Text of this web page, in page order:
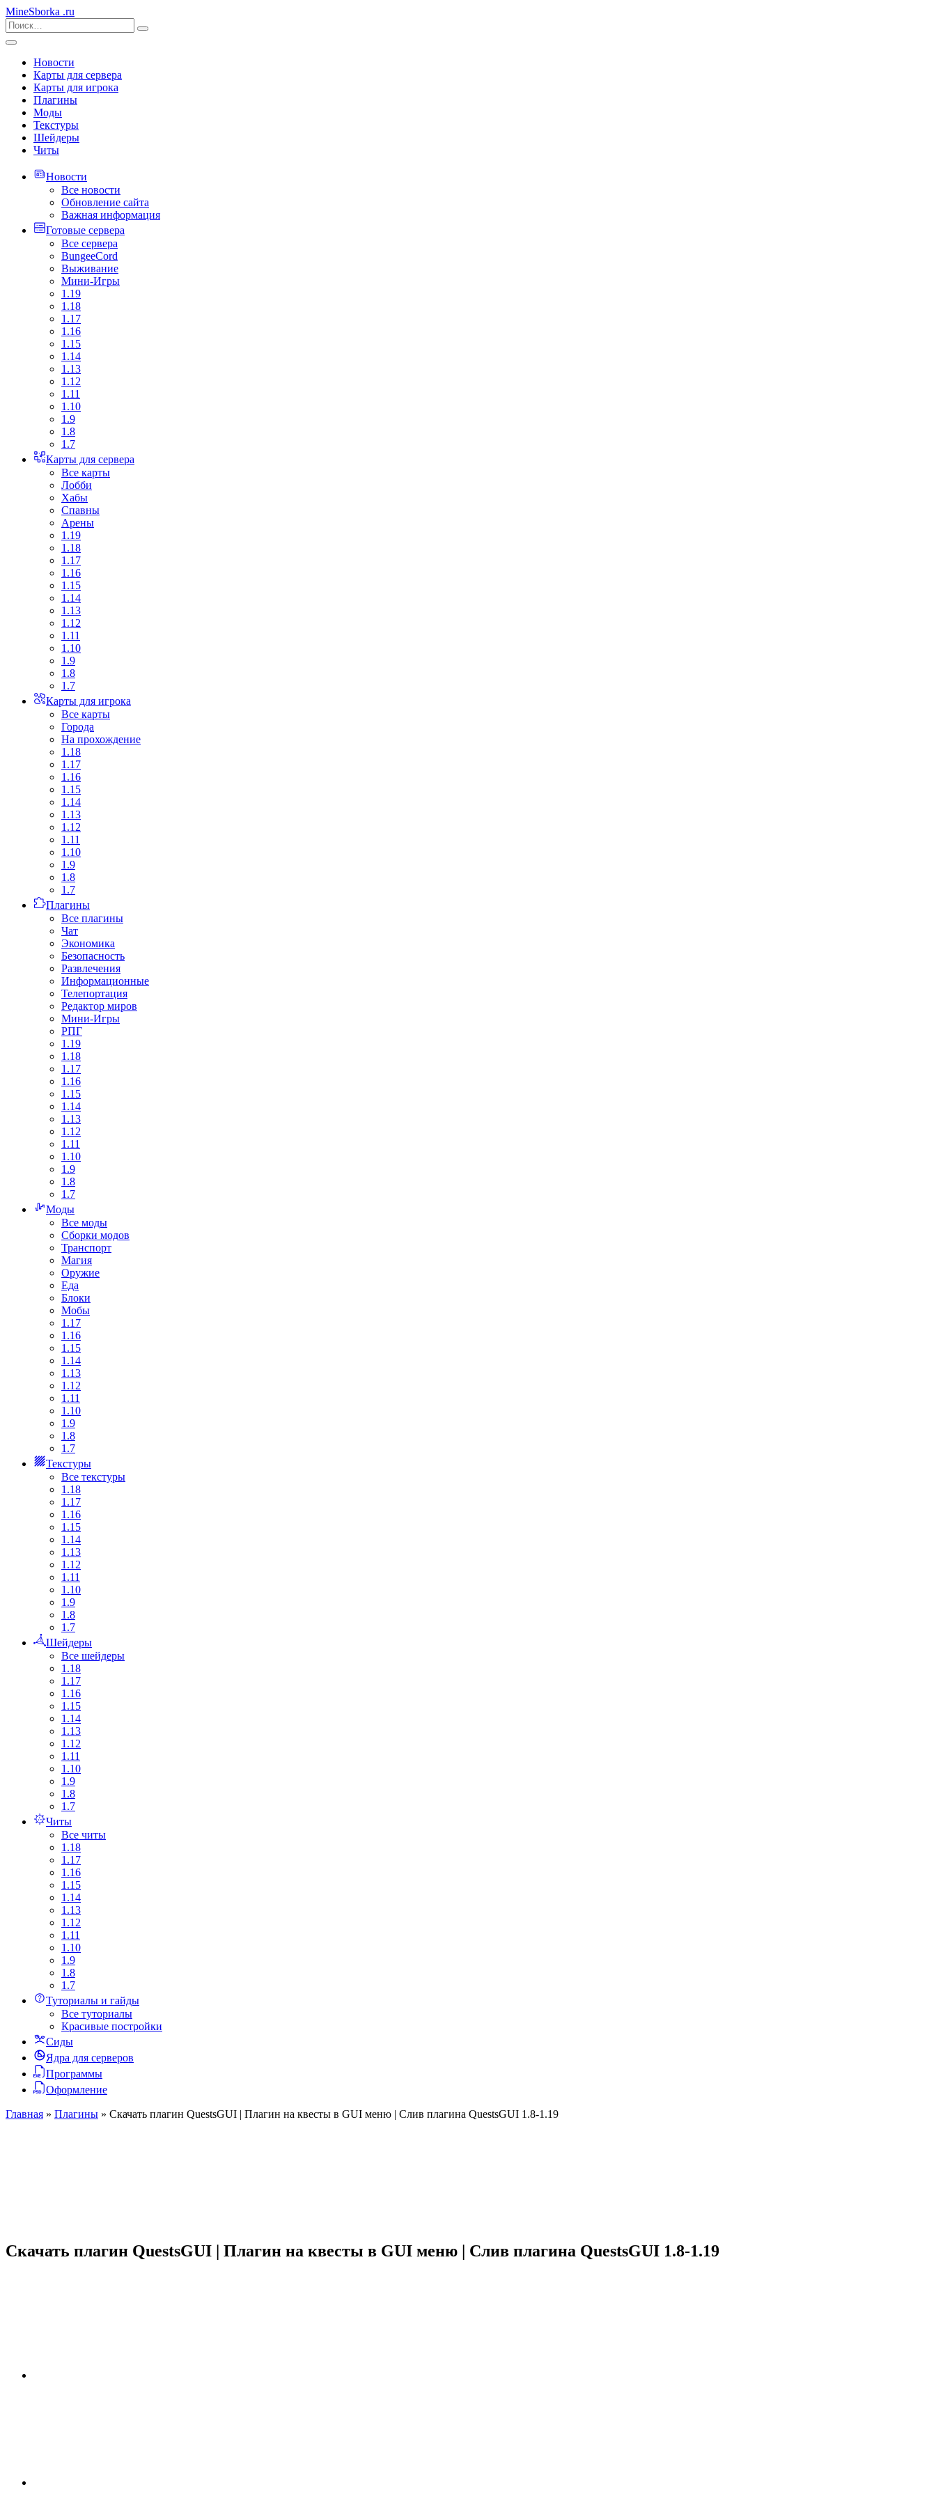
MineSborka .ru
Новости
Карты для сервера
Карты для игрока
Плагины
Моды
Текстуры
Шейдеры
Читы
Новости
Все новости
Обновление сайта
Важная информация
Готовые сервера
Все сервера
BungeeCord
Выживание
Мини-Игры
1.19
1.18
1.17
1.16
1.15
1.14
1.13
1.12
1.11
1.10
1.9
1.8
1.7
Карты для сервера
Все карты
Лобби
Хабы
Спавны
Арены
1.19
1.18
1.17
1.16
1.15
1.14
1.13
1.12
1.11
1.10
1.9
1.8
1.7
Карты для игрока
Все карты
Города
На прохождение
1.18
1.17
1.16
1.15
1.14
1.13
1.12
1.11
1.10
1.9
1.8
1.7
Плагины
Все плагины
Чат
Экономика
Безопасность
Развлечения
Информационные
Телепортация
Редактор миров
Мини-Игры
РПГ
1.19
1.18
1.17
1.16
1.15
1.14
1.13
1.12
1.11
1.10
1.9
1.8
1.7
Моды
Все моды
Сборки модов
Транспорт
Магия
Оружие
Еда
Блоки
Мобы
1.17
1.16
1.15
1.14
1.13
1.12
1.11
1.10
1.9
1.8
1.7
Текстуры
Все текстуры
1.18
1.17
1.16
1.15
1.14
1.13
1.12
1.11
1.10
1.9
1.8
1.7
Шейдеры
Все шейдеры
1.18
1.17
1.16
1.15
1.14
1.13
1.12
1.11
1.10
1.9
1.8
1.7
Читы
Все читы
1.18
1.17
1.16
1.15
1.14
1.13
1.12
1.11
1.10
1.9
1.8
1.7
Туториалы и гайды
Все туториалы
Красивые постройки
Сиды
Ядра для серверов
Программы
Оформление
Главная » Плагины » Скачать плагин QuestsGUI | Плагин на квесты в GUI меню | Слив плагина QuestsGUI 1.8-1.19
Скачать плагин QuestsGUI | Плагин на квесты в GUI меню | Слив плагина QuestsGUI 1.8-1.19